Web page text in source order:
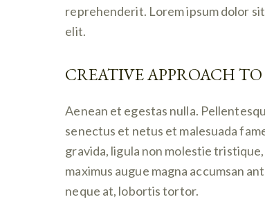
reprehenderit. Lorem ipsum dolor
elit.
CREATIVE APPROACH TO
Aenean et egestas nulla.
senectus et netus et malesuada
gravida, ligula non molestie
maximus augue magna accumsan
neque at, lobortis tortor.